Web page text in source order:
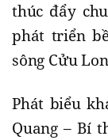
thúc đẩy
phát triển
sông Cửu
Phát biểu
Quang – Bí